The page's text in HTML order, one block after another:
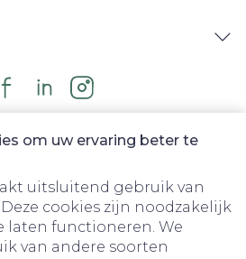
om uw ervaring beter te
uitsluitend gebruik van
cookies zijn noodzakelijk
laten functioneren. We
van andere soorten